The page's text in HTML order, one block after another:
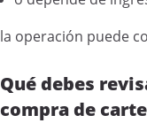
la operación puede
Qué debes
compra de